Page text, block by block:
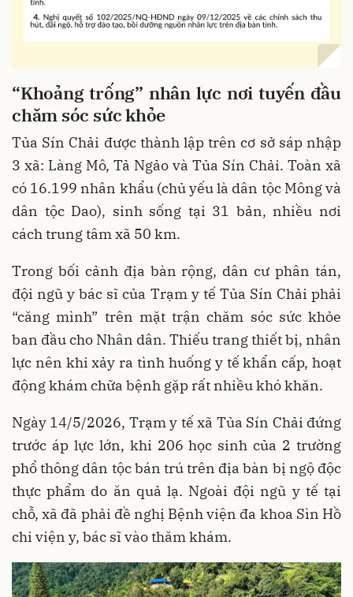
“Khoảng trống” nhân lực nơi tuyến đầu
chăm sóc sức khỏe
Tủa Sín Chải được thành lập trên cơ sở sáp nhập
3 xã: Làng Mô, Tả Ngảo và Tủa Sín Chải. Toàn xã
có 16.199 nhân khẩu (chủ yếu là dân tộc Mông và
dân tộc Dao), sinh sống tại 31 bản, nhiều nơi
cách trung tâm xã 50 km.
Trong bối cảnh địa bàn rộng, dân cư phân tán,
đội ngũ y bác sĩ của Trạm y tế Tủa Sín Chải phải
“căng mình” trên mặt trận chăm sóc sức khỏe
ban đầu cho Nhân dân. Thiếu trang thiết bị, nhân
lực nên khi xảy ra tình huống y tế khẩn cấp, hoạt
động khám chữa bệnh gặp rất nhiều khó khăn.
Ngày 14/5/2026, Trạm y tế xã Tủa Sín Chải đứng
trước áp lực lớn, khi 206 học sinh của 2 trường
phổ thông dân tộc bán trú trên địa bàn bị ngộ độc
thực phẩm do ăn quả lạ. Ngoài đội ngũ y tế tại
chỗ, xã đã phải đề nghị Bệnh viện đa khoa Sìn Hồ
chi viện y, bác sĩ vào thăm khám.